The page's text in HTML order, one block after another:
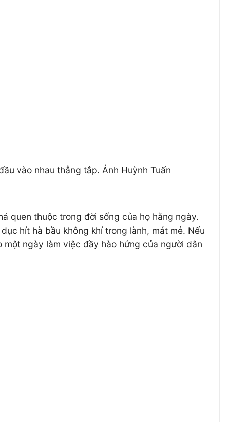
vào nhau thẳng tắp. Ảnh Huỳnh Tuấn
quen thuộc trong đời sống của họ hằng ngày.
hít hà bầu không khí trong lành, mát mẻ. Nếu
ngày làm việc đầy hào hứng của người dân